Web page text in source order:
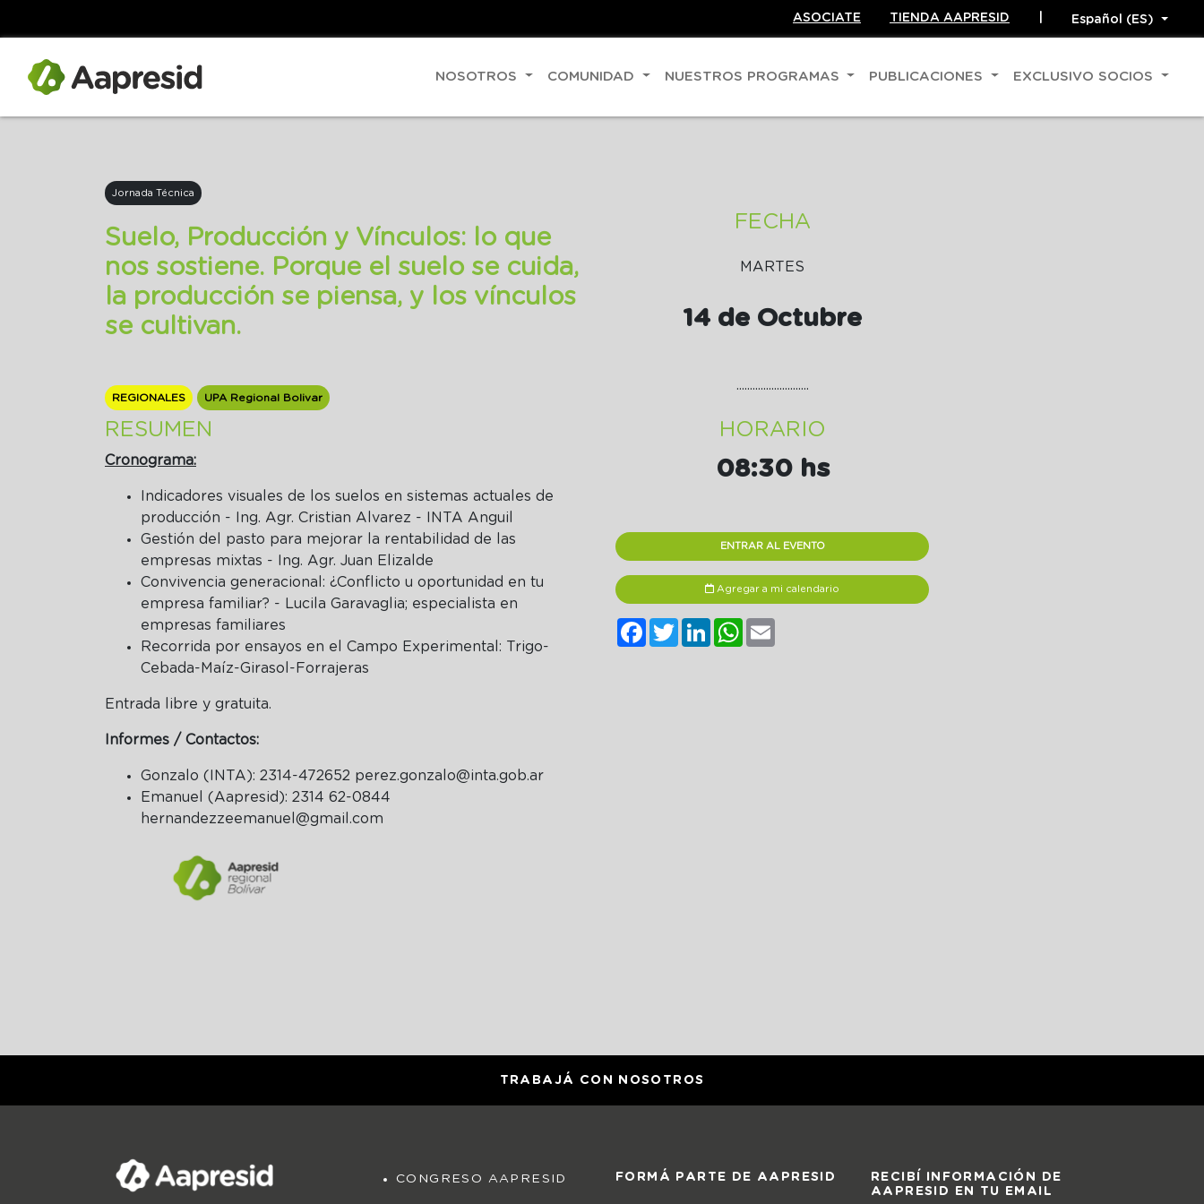
ASOCIATE TIENDA AAPRESID
NOSOTROS COMUNIDAD NUESTROS PROGRAMAS PUBLICACIONES EXCLUSIVO SOCIOS
Jornada Técnica
Suelo, Producción y Vínculos: lo que
nos sostiene. Porque el suelo se cuida,
la producción se piensa, y los vínculos
se cultivan.
REGIONALES UPA Regional Bolivar
RESUMEN
Cronograma:
Indicadores visuales de los suelos en sistemas actuales de
producción - Ing. Agr. Cristian Alvarez - INTA Anguil
Gestión del pasto para mejorar la rentabilidad de las
empresas mixtas - Ing. Agr. Juan Elizalde
Convivencia generacional: ¿Conflicto u oportunidad en tu
empresa familiar? - Lucila Garavaglia; especialista en
empresas familiares
Recorrida por ensayos en el Campo Experimental: Trigo-
Cebada-Maíz-Girasol-Forrajeras
Entrada libre y gratuita.
Informes / Contactos:
Gonzalo (INTA): 2314-472652 perez.gonzalo@inta.gob.ar
Emanuel (Aapresid): 2314 62-0844
hernandezzeemanuel@gmail.com
FECHA
MARTES
14 de Octubre
...........................
HORARIO
08:30 hs
ENTRAR AL EVENTO
Agregar a mi calendario
Facebook
TwitterLinkedInWhatsApp
TRABAJÁ CON NOSOTROS
CONGRESO AAPRESID FORMÁ PARTE DE AAPRESID
RECIBÍ INFORMACIÓN DE
AAPRESID EN TU EMAIL